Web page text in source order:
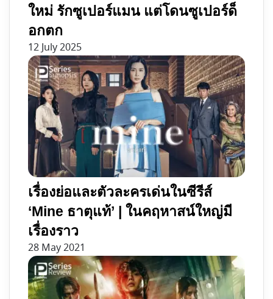
ใหม่ รักซูเปอร์แมน แต่โดนซูเปอร์ด็
อกตก
12 July 2025
เรื่องย่อและตัวละครเด่นในซีรีส์
‘Mine ธาตุแท้’ | ในคฤหาสน์ใหญ่มี
เรื่องราว
28 May 2021